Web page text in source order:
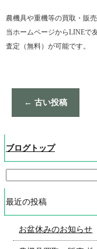
農機具や重機等の買取・販
当ホームページからLINEで
査定（無料）が可能です。
← 古い投稿
ブログトップ
最近の投稿
お盆休みのお知らせ